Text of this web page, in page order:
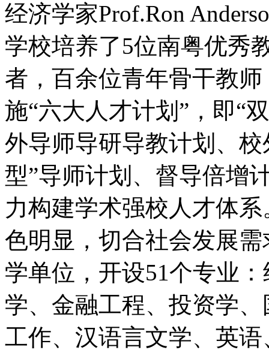
经济学家Prof.Ron
学校培养了5位南粤优秀
者，百余位青年骨干教
施“六大人才计划”，即“
外导师导研导教计划、
型”导师计划、督导倍增
力构建学术强校人才体
色明显，切合社会发展
学单位，开设51个专业
学、金融工程、投资学
工作、汉语言文学、英